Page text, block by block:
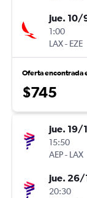
jue. 10/
1:00
LAX- EZE
Oferta encontrada
$745
jue. 19/
15:50
AEP- LAX
jue. 26/
20:30